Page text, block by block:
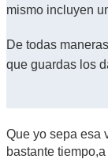
mismo incluyen
De todas
que guardas los
Que yo sepa esa
bastante